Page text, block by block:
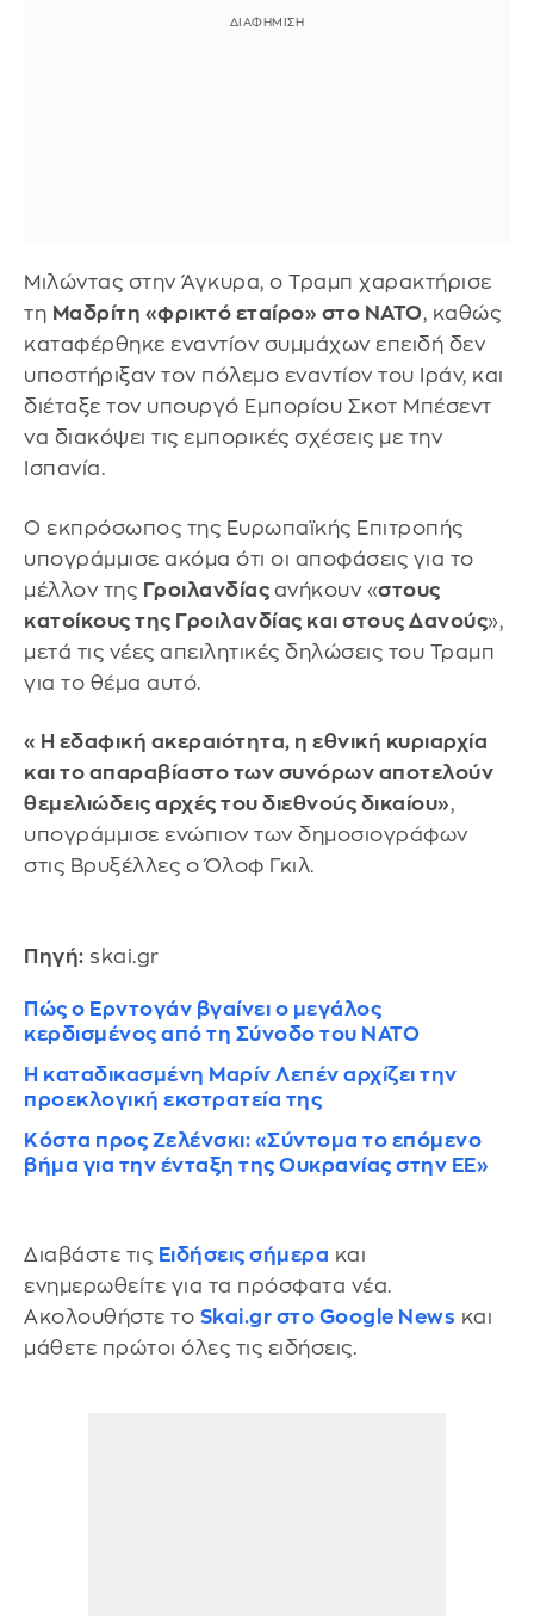
Μιλώντας στην Άγκυρα, ο Τραμπ χαρακτήρισε
τη Μαδρίτη «φρικτό εταίρο» στο ΝΑΤΟ, καθώς
καταφέρθηκε εναντίον συμμάχων επειδή δεν
υποστήριξαν τον πόλεμο εναντίον του Ιράν, και
διέταξε τον υπουργό Εμπορίου Σκοτ Μπέσεντ
να διακόψει τις εμπορικές σχέσεις με την
Ισπανία.
Ο εκπρόσωπος της Ευρωπαϊκής Επιτροπής
υπογράμμισε ακόμα ότι οι αποφάσεις για το
μέλλον της Γροιλανδίας ανήκουν «στους
κατοίκους της Γροιλανδίας και στους Δανούς»,
μετά τις νέες απειλητικές δηλώσεις του Τραμπ
για το θέμα αυτό.
«Η εδαφική ακεραιότητα, η εθνική κυριαρχία
και το απαραβίαστο των συνόρων αποτελούν
θεμελιώδεις αρχές του διεθνούς δικαίου»,
υπογράμμισε ενώπιον των δημοσιογράφων
στις Βρυξέλλες ο Όλοφ Γκιλ.
Πηγή: skai.gr
Πώς ο Ερντογάν βγαίνει ο μεγάλος
κερδισμένος από τη Σύνοδο του ΝΑΤΟ
Η καταδικασμένη Μαρίν Λεπέν αρχίζει την
προεκλογική εκστρατεία της
Κόστα προς Ζελένσκι: «Σύντομα το επόμενο
βήμα για την ένταξη της Ουκρανίας στην ΕΕ»
Διαβάστε τις Ειδήσεις σήμερα και
ενημερωθείτε για τα πρόσφατα νέα.
Ακολουθήστε το Skai.gr στο Google News και
μάθετε πρώτοι όλες τις ειδήσεις.